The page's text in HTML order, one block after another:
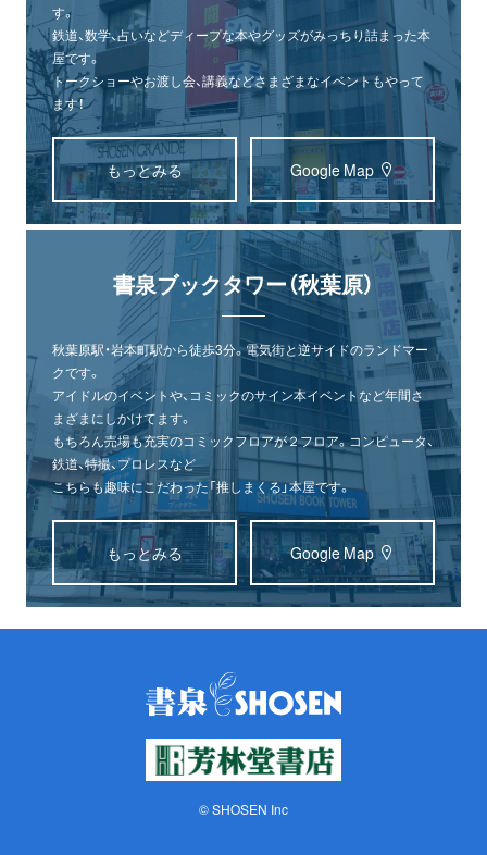
す。
鉄道、数学、占いなどディープな本やグッズがみっちり詰まった本
屋です。
トークショーやお渡し会、講義などさまざまなイベントもやって
ます！
もっとみる Google Map
書泉ブックタワー（秋葉原）
秋葉原駅・岩本町駅から徒歩3分。電気街と逆サイドのランドマー
クです。
アイドルのイベントや、コミックのサイン本イベントなど年間さ
まざまにしかけてます。
もちろん売場も充実のコミックフロアが２フロア。コンピュータ、
鉄道、特撮、プロレスなど
こちらも趣味にこだわった「推しまくる」本屋です。
もっとみる Google Map
© SHOSEN Inc
書泉グランデ